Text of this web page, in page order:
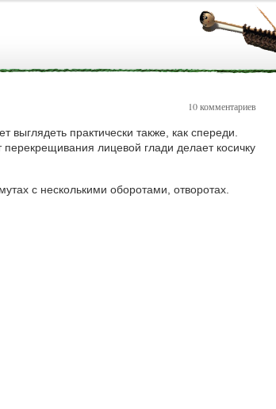
10 комментариев
практически также, как спереди.
лицевой глади делает косичку
с несколькими оборотами, отворотах.